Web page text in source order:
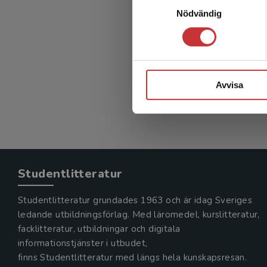
Nödvändig
Avvisa
Exkl.
Studentlitteratur
Studentlitteratur grundades 1963 och är idag Sveriges
ledande utbildningsförlag. Med läromedel, kurslitteratur,
facklitteratur, utbildningar och digitala
informationstjänster i utbudet,
finns Studentlitteratur med längs hela kunskapsresan.